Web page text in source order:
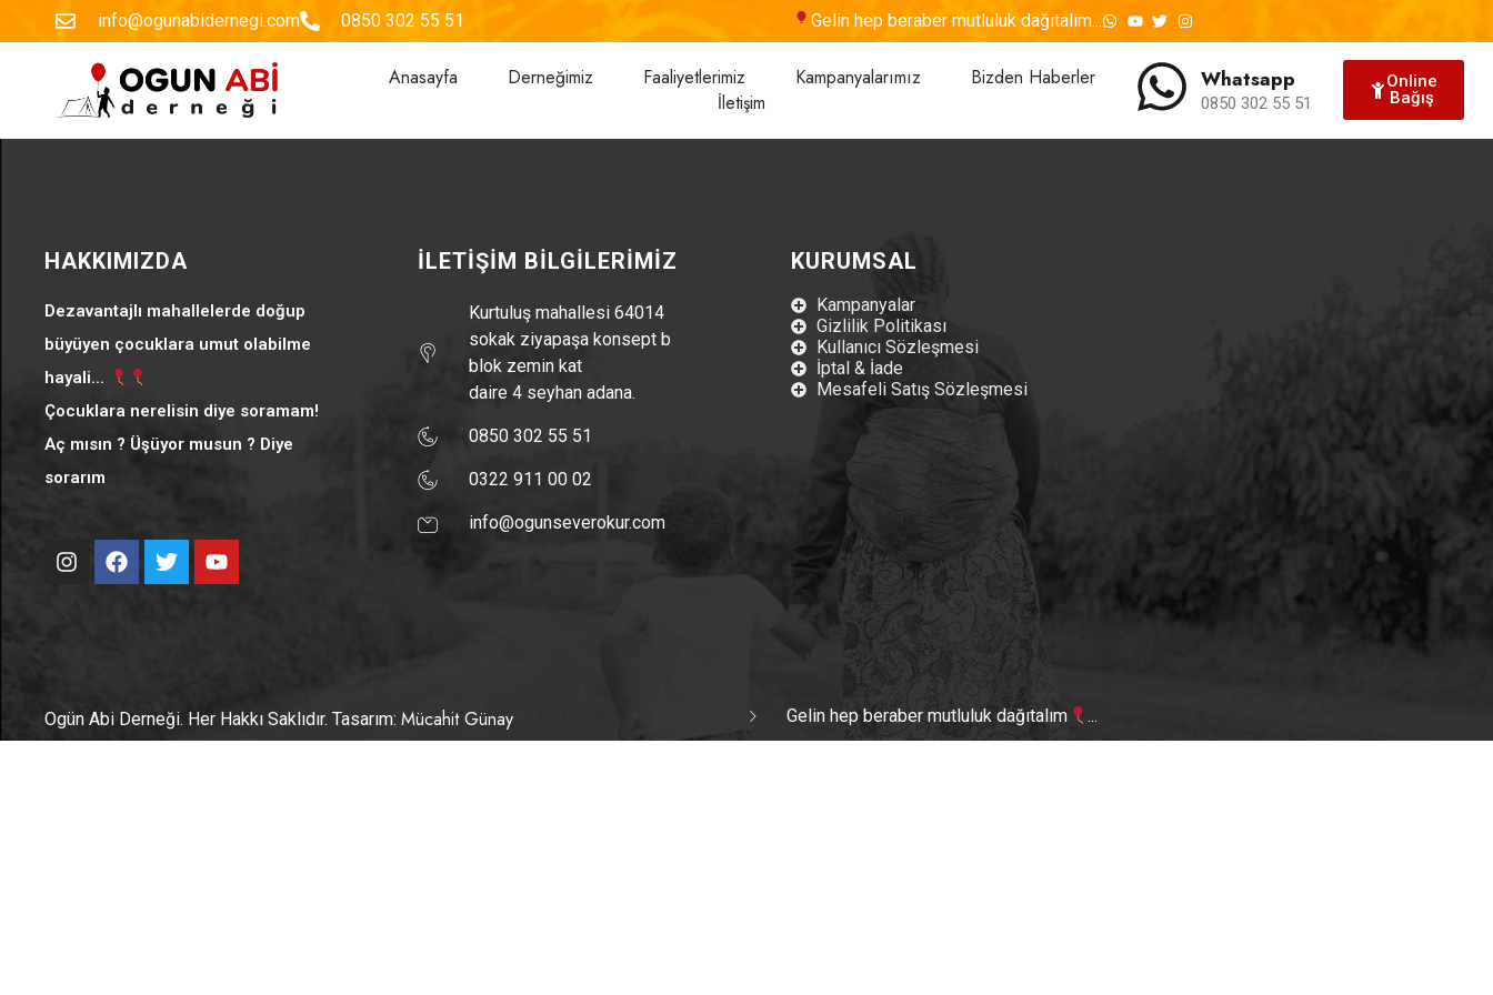
info@ogunabidernegi.com 0850 302 55 51 Gelin hep beraber mutluluk dağıtalım...
Anasayfa Derneğimiz Faaliyetlerimiz Kampanyalarımız
Bizden Haberler
İletişim
Whatsapp
0850 302 55 51
Online
Bağış
HAKKIMIZDA
Dezavantajlı mahallelerde doğup
büyüyen çocuklara umut olabilme
hayali...
Çocuklara nerelisin diye soramam!
Aç mısın ? Üşüyor musun ? Diye
sorarım
İLETİŞİM BİLGİLERİMİZ
Kurtuluş mahallesi 64014
sokak ziyapaşa konsept b
blok zemin kat
daire 4 seyhan adana.
0850 302 55 51
0322 911 00 02
info@ogunseverokur.com
KURUMSAL
Kampanyalar
Gizlilik Politikası
Kullanıcı Sözleşmesi
İptal & İade
Mesafeli Satış Sözleşmesi
Ogün Abi Derneği. Her Hakkı Saklıdır. Tasarım: Mücahit Günay Gelin hep beraber mutluluk dağıtalım ...